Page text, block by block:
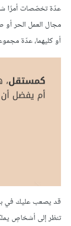
عدّة تخصّصات أمرًا
مجال العمل الحر أو
أو كليهما، عدّة
قد يصعب عليك في
تنظر إلى أشخاصٍ